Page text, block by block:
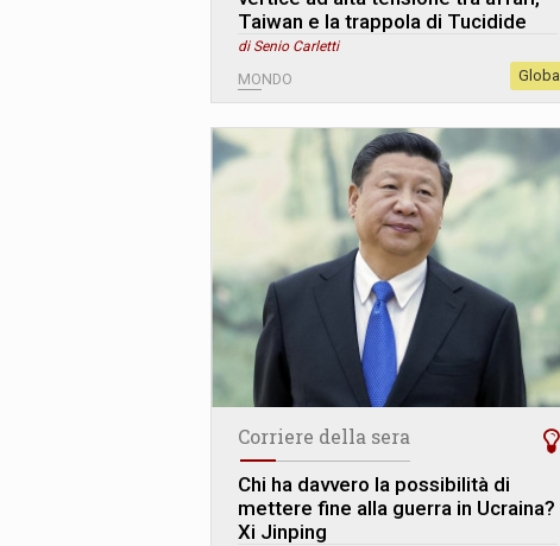
Taiwan e la trappola di Tucidide
di Senio Carletti
MONDO Global
Corriere della sera
Chi ha davvero la possibilità di
mettere fine alla guerra in Ucraina?
Xi Jinping